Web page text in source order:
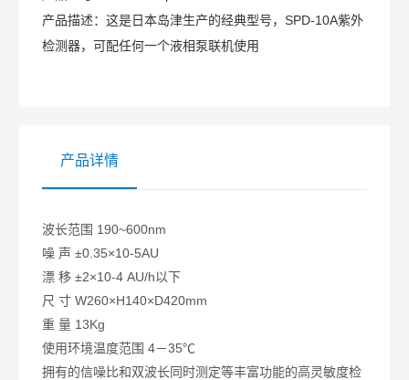
产品描述：这是日本岛津生产的经典型号，SPD-10A紫外
检测器，可配任何一个液相泵联机使用
产品详情
波长范围 190~600nm
噪 声 ±0.35×10-5AU
漂 移 ±2×10-4 AU/h以下
尺 寸 W260×H140×D420mm
重 量 13Kg
使用环境温度范围 4－35℃
拥有的信噪比和双波长同时测定等丰富功能的高灵敏度检